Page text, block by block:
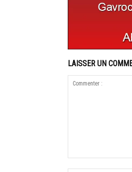
LAISSER UN